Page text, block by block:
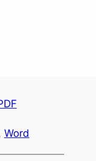
Word